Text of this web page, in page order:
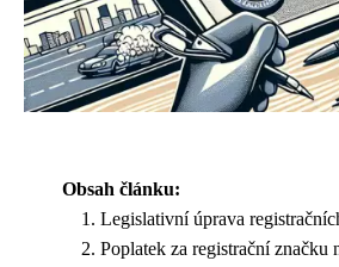
Obsah článku:
Legislativní úprava
Poplatek za registrační značku